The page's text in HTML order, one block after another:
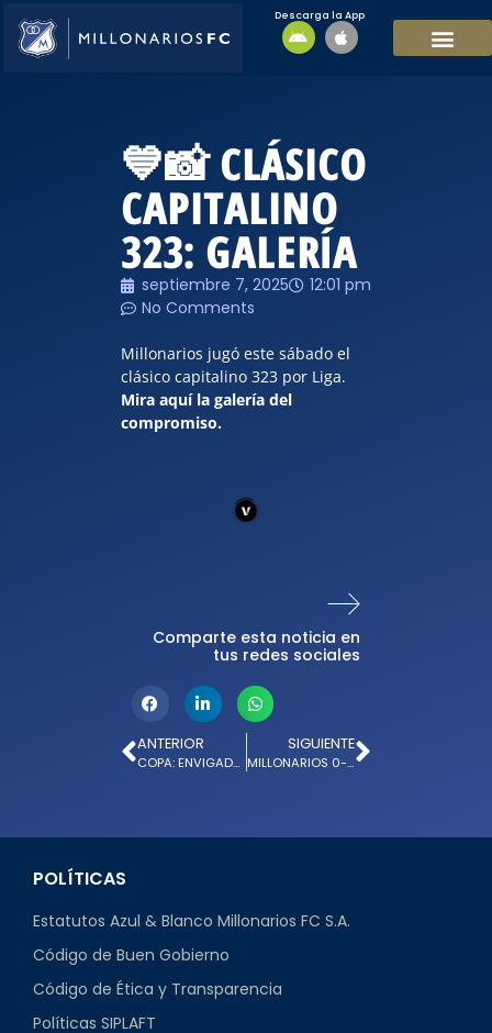
Descarga la App
💙📸 CLÁSICO
CAPITALINO
323: GALERÍA
septiembre 7, 2025
12:01 pm
No Comments
Millonarios jugó este sábado el
clásico capitalino 323 por Liga.
Mira aquí la galería del
compromiso.
Comparte esta noticia en
tus redes sociales
ANTERIOR
COPA: ENVIGADO 1-0 MILLONARIOS
SIGUIENTE
MILLONARIOS 0-0 SANTA FE: FECHA 10
POLÍTICAS
Estatutos Azul & Blanco Millonarios FC S.A.
Código de Buen Gobierno
Código de Ética y Transparencia
Políticas SIPLAFT